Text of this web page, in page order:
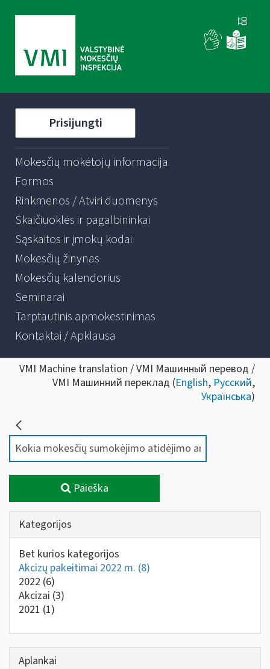
Prisijungti
Mokesčių mokėtojų informacija
Formos
Rinkmenos / Atviri duomenys
Skaičiuoklės ir pagalbininkai
Sąskaitos ir įmokų kodai
Mokesčių žinynas
Mokesčių kalendorius
Seminarai
Tarptautinis apmokestinimas
Kontaktai / Apklausa
VMI Machine translation / VMI Машинный перевод /
VMI Машинний переклад (English, Русский,
Українська)
Paieška
Kategorijos
Bet kurios kategorijos
Akcizų pakeitimai 2022 m. (8)
2022 (6)
Akcizai (3)
2021 (1)
Aplankai